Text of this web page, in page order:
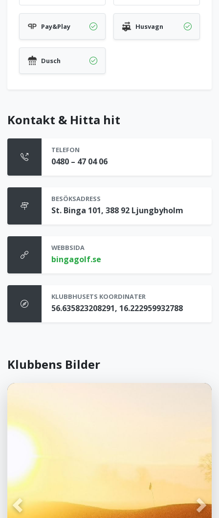
Pay&Play Husvagn
Dusch
Kontakt & Hitta hit
TELEFON
0480 – 47 04 06
BESÖKSADRESS
St. Binga 101, 388 92 Ljungbyholm
WEBBSIDA
bingagolf.se
KLUBBHUSETS KOORDINATER
56.635823208291, 16.222959932788
Klubbens Bilder
Föregående